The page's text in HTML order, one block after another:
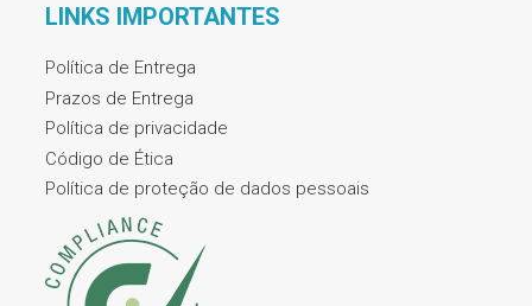
LINKS IMPORTANTES
Política de Entrega
Prazos de Entrega
Política de privacidade
Código de Ética
Política de proteção de dados pessoais